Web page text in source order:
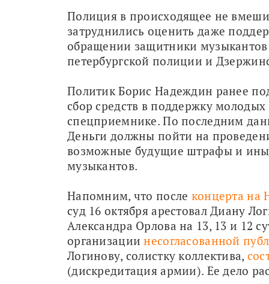
Полиция в происходящее не
затруднились оценить даже
обращении защитники
петербургской полиции и
Политик Борис Надеждин ранее
сбор средств в поддержку
спецприемнике. По последним
Деньги должны пойти на
возможные будущие штрафы и
музыкантов.
Напомним, что после концерта на
суд 16 октября арестовал Диану
Александра Орлова на 13, 13 и 12
организации несогласованной
Логинову, солистку коллектива,
(дискредитация армии). Ее дело